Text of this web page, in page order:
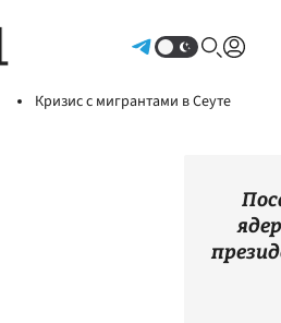
Кризис с мигрантами в Сеуте